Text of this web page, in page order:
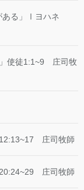
ある」Ⅰヨハネ
使徒1:1~9 庄司牧
庄司牧師
庄司牧師